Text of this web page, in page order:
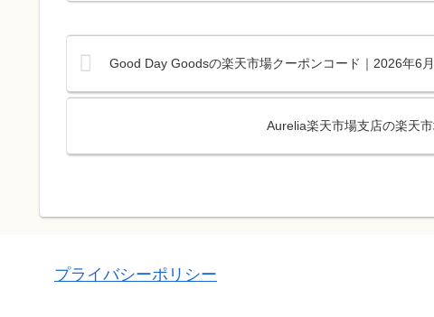
Good Day Goodsの楽天市場クーポンコード｜2026年6
Aurelia楽天市場支店の楽天
プライバシーポリシー